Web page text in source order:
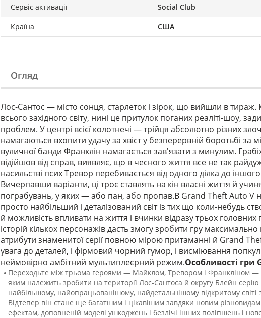
Сервіс активації Social Club
Країна США
Огляд
Лос-Сантос — місто сонця, старлеток і зірок, що вийшли в тираж.
всього західного світу, нині це притулок поганих реаліті-шоу,
проблем. У центрі всієї колотнечі — трійця абсолютно різних
намагаються вхопити удачу за хвіст у безперервній боротьбі за
вуличної банди Франклін намагається зав'язати з минулим.
відійшов від справ, виявляє, що в чесного життя все не так
насильстві псих Тревор перебивається від одного ділка до
Вичерпавши варіанти, ці троє ставлять на кін власні життя й
пограбувань, у яких — або пан, або пропав.В Grand Theft Auto V
просто найбільший і деталізований світ із тих що коли-небудь
й можливість впливати на життя і вчинки відразу трьох головних
історій кількох персонажів дасть змогу зробити гру
атрибути знаменитої серії повною мірою притаманні й Grand
увага до деталей, і фірмовий чорний гумор, і висміювання
неймовірно амбітний мультиплеєрний режим.Особливості гри
Переходьте між трьома героями — Майклом, Тревором і Франкліном — і
яким належить зробити на території Лос-Сантоса й округу Блейн серію
найбільшому, найопрацьованішому, найдетальнішому відкритому світі
Відтепер він стане ще багатшим і цікавішим завдяки новим
ефектам, доповненій моделі ушкоджень і безлічі інших поліпшень і